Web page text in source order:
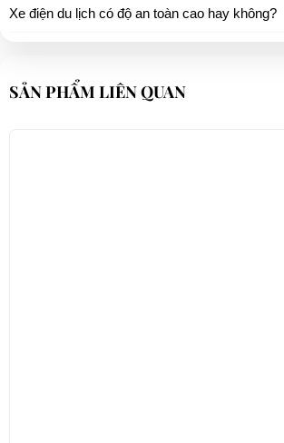
Xe điện du lịch có độ an toàn cao hay không?
SẢN PHẨM LIÊN QUAN